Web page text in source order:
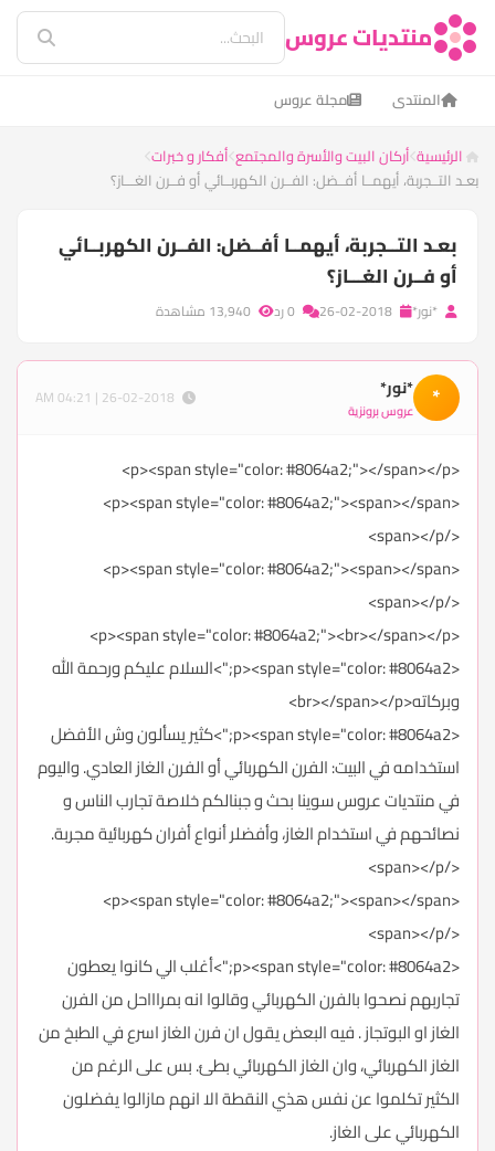
منتديات عروس
المنتدى مجلة عروس
الرئيسية أركان البيت والأسرة والمجتمع أفكار و خبرات
بعـد التــجربة، أيهمــا أفــضل: الفــرن الكهربــائي أو فــرن الغـــاز؟
بعـد التــجربة، أيهمــا أفــضل: الفــرن الكهربــائي
أو فــرن الغـــاز؟
*نور*
* *نور*
عروس برونزية
<p><span style="color: #8064a2;"></span></p>
<p><span style="color: #8064a2;"><span></span>
</span></p>
<p><span style="color: #8064a2;"><span></span>
</span></p>
<p><span style="color: #8064a2;"><br></span></p>
<p><span style="color: #8064a2;">السلام عليكم ورحمة الله
وبركاته<br></span></p>
<p><span style="color: #8064a2;">كثير يسألون وش الأفضل
استخدامه في البيت: الفرن الكهربائي أو الفرن الغاز العادي. واليوم
في منتديات عروس سوينا بحث و جبنالكم خلاصة تجارب الناس و
نصائحهم في استخدام الغاز، وأفضلر أنواع أفران كهربائية مجربة.
</span></p>
<p><span style="color: #8064a2;"><span></span>
</span></p>
<p><span style="color: #8064a2;">أغلب الي كانوا يعطون
تجاربهم نصحوا بالفرن الكهربائي وقالوا انه بمراااحل من الفرن
الغاز او البوتجاز . فيه البعض يقول ان فرن الغاز اسرع في الطبخ من
الغاز الكهربائي، وان الغاز الكهربائي بطئ. بس على الرغم من
الكثير تكلموا عن نفس هذي النقطة الا انهم مازالوا يفضلون
الكهربائي على الغاز.